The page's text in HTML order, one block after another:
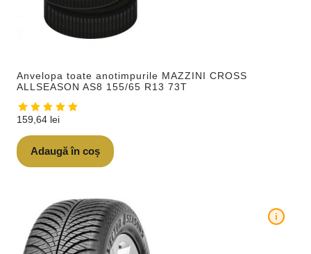
Anvelopa toate anotimpurile MAZZINI CROSS
ALLSEASON AS8 155/65 R13 73T
159,64 lei
Adaugă în coș
i